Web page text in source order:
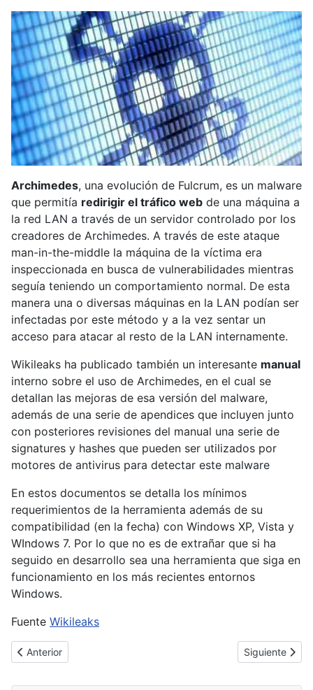
Archimedes, una evolución de Fulcrum, es un malware
que permitía redirigir el tráfico web de una máquina a
la red LAN a través de un servidor controlado por los
creadores de Archimedes. A través de este ataque
man-in-the-middle la máquina de la víctima era
inspeccionada en busca de vulnerabilidades mientras
seguía teniendo un comportamiento normal. De esta
manera una o diversas máquinas en la LAN podían ser
infectadas por este método y a la vez sentar un
acceso para atacar al resto de la LAN internamente.
Wikileaks ha publicado también un interesante manual
interno sobre el uso de Archimedes, en el cual se
detallan las mejoras de esa versión del malware,
además de una serie de apendices que incluyen junto
con posteriores revisiones del manual una serie de
signatures y hashes que pueden ser utilizados por
motores de antivirus para detectar este malware
En estos documentos se detalla los mínimos
requerimientos de la herramienta además de su
compatibilidad (en la fecha) con Windows XP, Vista y
WIndows 7. Por lo que no es de extrañar que si ha
seguido en desarrollo sea una herramienta que siga en
funcionamiento en los más recientes entornos
Windows.
Fuente Wikileaks
Artículo anterior: Microsoft lanza parches para sistemas sin
Anterior Artículo
Siguiente